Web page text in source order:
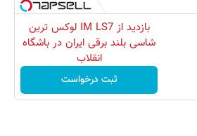
بازدید از IM LS7 لوکس ترین
شاسی بلند برقی ایران در باشگاه
انقلاب
ثبت درخواست